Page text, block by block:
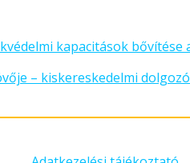
kapacitások
– kiskereskedelmi